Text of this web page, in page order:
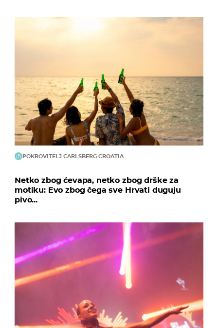
POKROVITELJ CARLSBERG CROATIA
Netko zbog ćevapa, netko zbog drške za
motiku: Evo zbog čega sve Hrvati duguju
pivo...